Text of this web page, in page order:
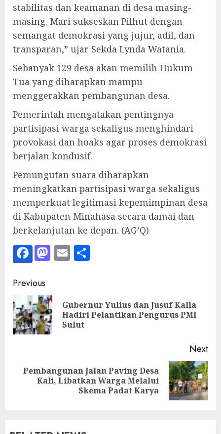
stabilitas dan keamanan di desa masing-
masing. Mari sukseskan Pilhut dengan
semangat demokrasi yang jujur, adil, dan
transparan,” ujar Sekda Lynda Watania.
Sebanyak 129 desa akan memilih Hukum
Tua yang diharapkan mampu
menggerakkan pembangunan desa.
Pemerintah mengatakan pentingnya
partisipasi warga sekaligus menghindari
provokasi dan hoaks agar proses demokrasi
berjalan kondusif.
Pemungutan suara diharapkan
meningkatkan partisipasi warga sekaligus
memperkuat legitimasi kepemimpinan desa
di Kabupaten Minahasa secara damai dan
berkelanjutan ke depan. (AG’Q)
Facebook
Mastodon
Email
Post
navigation
Previous
Gubernur Yulius dan Jusuf Kalla
Hadiri Pelantikan Pengurus PMI
Sulut
Next
Next
Pembangunan Jalan Paving Desa
Kali, Libatkan Warga Melalui
Skema Padat Karya